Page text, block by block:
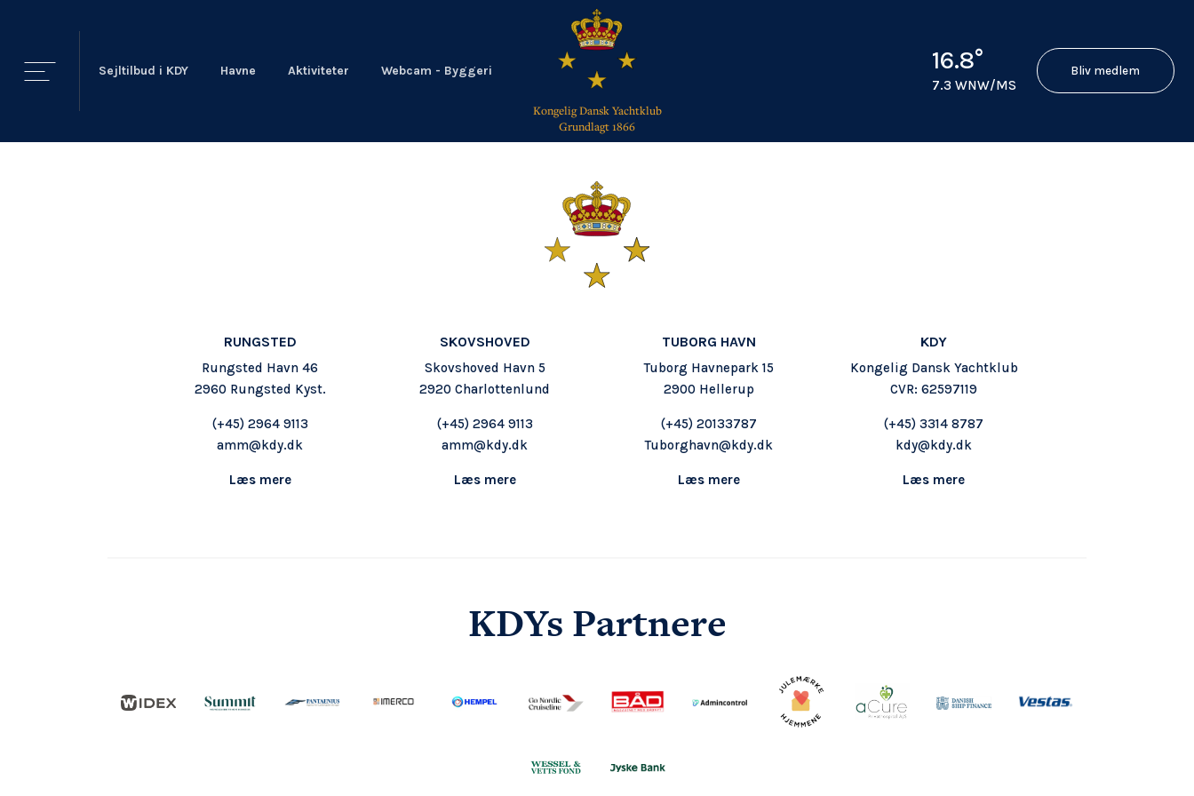
Sejltilbud i KDY Havne Aktiviteter Webcam - Byggeri
Kongelig Dansk Yachtklub
Grundlagt 1866
16.8°
7.3 WNW/MS
Bliv medlem
KDYNyheder
Talent & Elite
Partnere
RUNGSTED
Rungsted Havn 46
2960 Rungsted Kyst.
(+45) 2964 9113
amm@kdy.dk
Læs mere
SKOVSHOVED
Skovshoved Havn 5
2920 Charlottenlund
(+45) 2964 9113
amm@kdy.dk
Læs mere
TUBORG HAVN
Tuborg Havnepark 15
2900 Hellerup
(+45) 20133787
Tuborghavn@kdy.dk
Læs mere
KDY
Kongelig Dansk Yachtklub
CVR: 62597119
(+45) 3314 8787
kdy@kdy.dk
Læs mere
KDYs Partnere